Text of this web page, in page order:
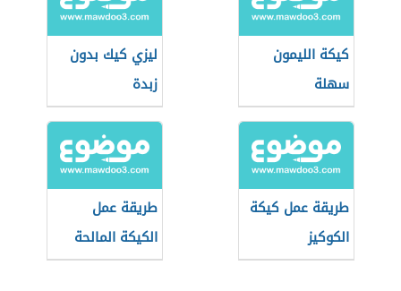
كيكة الليمون
سهلة
ليزي كيك بدون
زبدة
طريقة عمل كيكة
الكوكيز
طريقة عمل
الكيكة المالحة